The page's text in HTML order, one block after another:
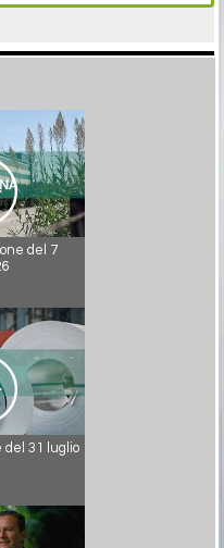
del 7
del 31 luglio